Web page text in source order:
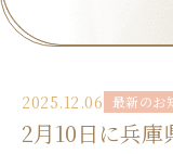
2025.12.06 最新のお
2月10日に兵